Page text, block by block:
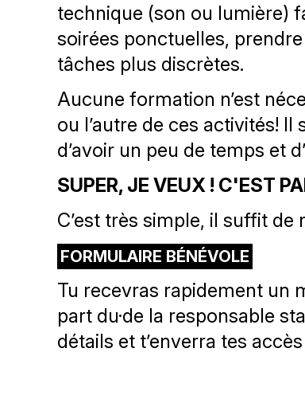
technique (son ou lumière)
soirées ponctuelles,
tâches plus discrètes.
Aucune formation n’est
ou l’autre de ces activités!
d’avoir un peu de temps et
SUPER, JE VEUX ! C'EST
C’est très simple, il suffit
FORMULAIRE BÉNÉVOLE
Tu recevras rapidement un
part du·de la responsable
détails et t’enverra tes